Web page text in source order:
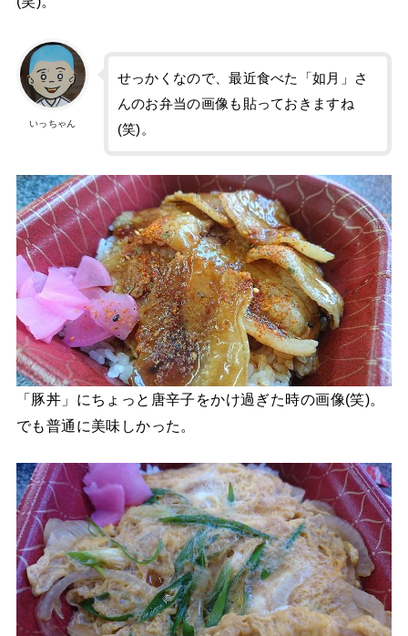
いっちゃん
せっかくなので、最近食べた「如月」さ
んのお弁当の画像も貼っておきますね
(笑)。
「豚丼」にちょっと唐辛子をかけ過ぎた時の画像(笑)。
でも普通に美味しかった。